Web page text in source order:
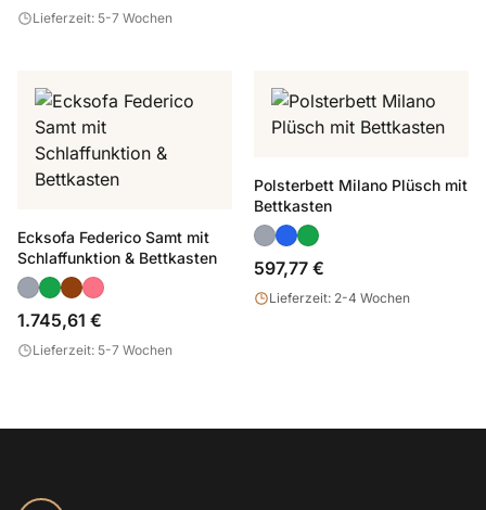
Lieferzeit: 5-7 Wochen
Ecksofa Federico Samt mit
Schlaffunktion & Bettkasten
1.745,61 €
Lieferzeit: 5-7 Wochen
Polsterbett Milano Plüsch mit
Bettkasten
597,77 €
Lieferzeit: 2-4 Wochen